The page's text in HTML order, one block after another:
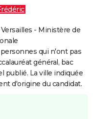
- Ministère de
qui n'ont pas
général, bac
publié. La ville indiquée
d'origine du candidat.